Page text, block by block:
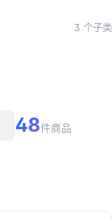
3 个子类
48件商品